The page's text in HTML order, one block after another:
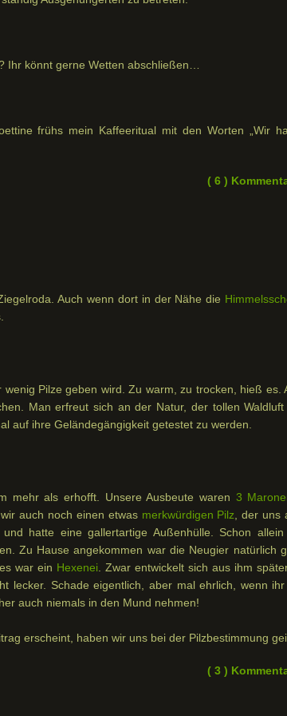
Ihr könnt gerne Wetten abschließen…
frühs mein Kaffeeritual mit den Worten „Wir
( 6 )
Auch wenn dort in der Nähe die
Pilze geben wird. Zu warm, zu trocken, hieß es.
Man erfreut sich an der Natur, der tollen Waldluft
auf ihre Geländegängigkeit getestet zu werden.
mehr als erhofft. Unsere Ausbeute waren 3
auch noch einen etwas merkwürdigen Pilz , der uns
hatte eine gallertartige Außenhülle. Schon allein
Zu Hause angekommen war die Neugier natürlich
war ein Hexenei . Zwar entwickelt sich aus ihm
lecker. Schade eigentlich, aber mal ehrlich, wenn
auch niemals in den Mund nehmen!
erscheint, haben wir uns bei der Pilzbestimmung
( 3 )